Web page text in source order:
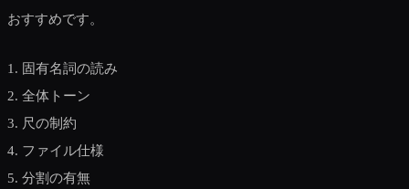
おすすめです。
1. 固有名詞の読み
2. 全体トーン
3. 尺の制約
4. ファイル仕様
5. 分割の有無